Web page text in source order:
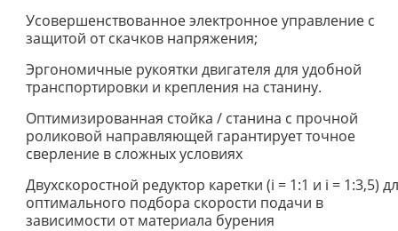
Усовершенствованное электронное управление с
защитой от скачков напряжения;
Эргономичные рукоятки двигателя для удобной
транспортировки и крепления на станину.
Оптимизированная стойка / станина с прочной
роликовой направляющей гарантирует точное
сверление в сложных условиях
Двухскоростной редуктор каретки (i = 1:1 и i = 1:3,5)
оптимального подбора скорости подачи в
зависимости от материала бурения